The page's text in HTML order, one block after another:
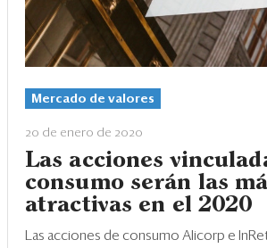
Mercado de valores
20 de enero de 2020
Las acciones
consumo serán las
atractivas en el 2020
Las acciones de consumo Alicorp e